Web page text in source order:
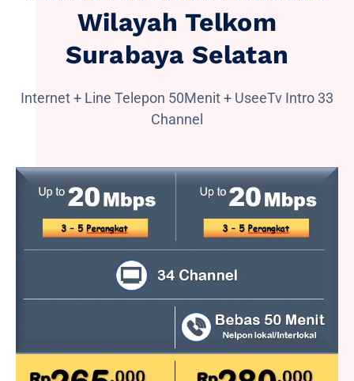
Wilayah Telkom
Surabaya Selatan
Internet + Line Telepon 50Menit + UseeTv Intro 33
Channel